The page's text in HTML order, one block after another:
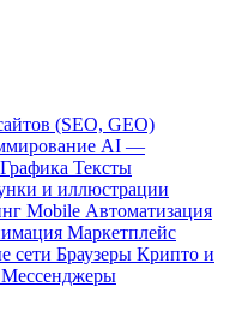
(SEO, GEO)
AI —
Тексты
и иллюстрации
Mobile Автоматизация
Маркетплейс
сети Браузеры Крипто и
Мессенджеры